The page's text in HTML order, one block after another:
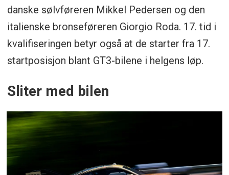
danske sølvføreren Mikkel Pedersen og den
italienske bronseføreren Giorgio Roda. 17. tid i
kvalifiseringen betyr også at de starter fra 17.
startposisjon blant GT3-bilene i helgens løp.
Sliter med bilen